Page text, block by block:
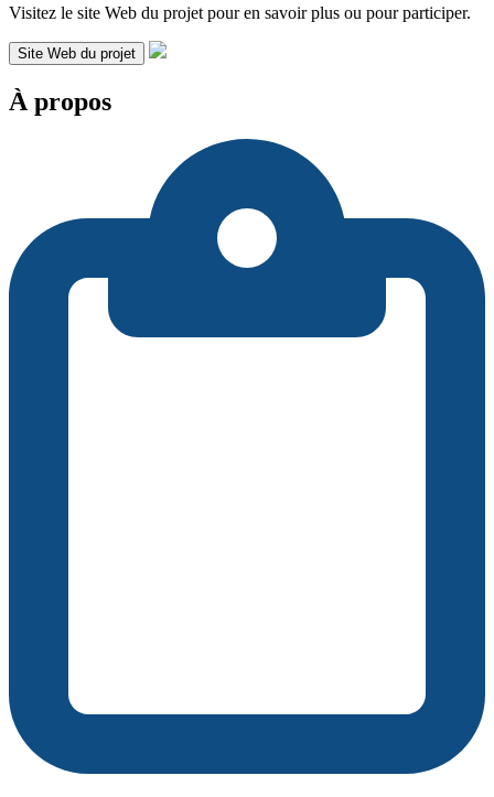
Visitez le site Web du projet pour en savoir plus ou pour participer.
Site Web du projet
À propos